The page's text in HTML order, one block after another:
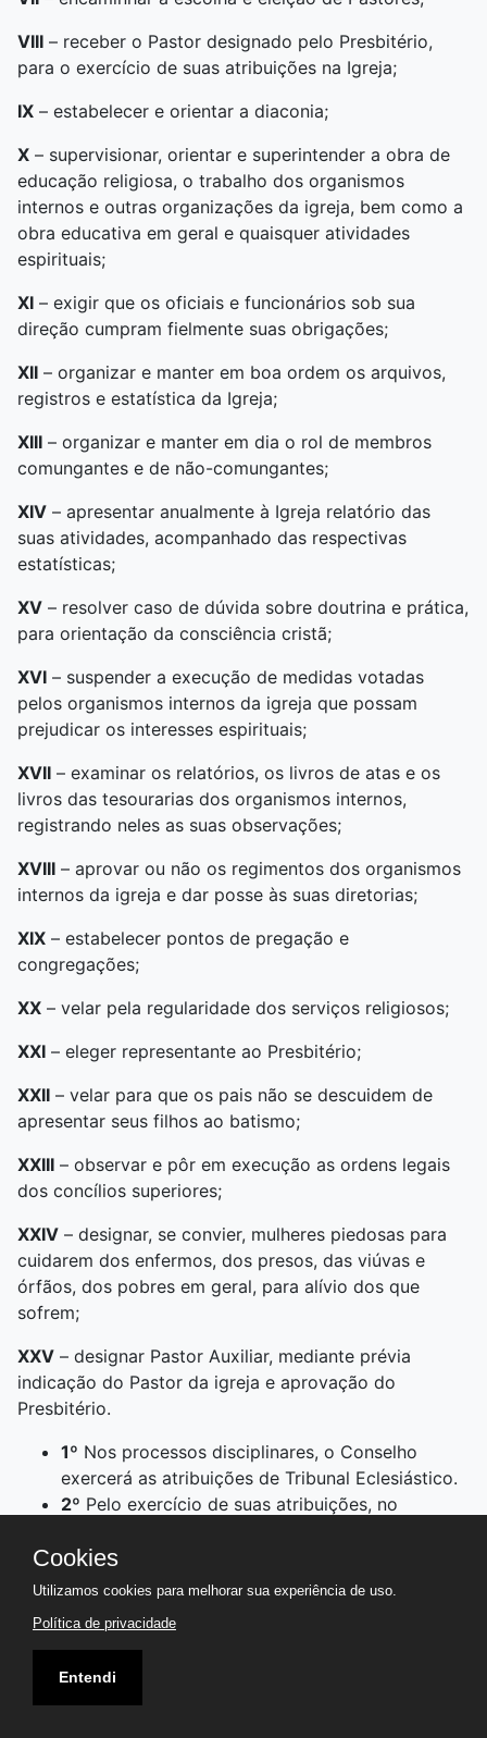
VIII – receber o Pastor designado pelo Presbitério,
para o exercício de suas atribuições na Igreja;
IX – estabelecer e orientar a diaconia;
X – supervisionar, orientar e superintender a obra de
educação religiosa, o trabalho dos organismos
internos e outras organizações da igreja, bem como a
obra educativa em geral e quaisquer atividades
espirituais;
XI – exigir que os oficiais e funcionários sob sua
direção cumpram fielmente suas obrigações;
XII – organizar e manter em boa ordem os arquivos,
registros e estatística da Igreja;
XIII – organizar e manter em dia o rol de membros
comungantes e de não-comungantes;
XIV – apresentar anualmente à Igreja relatório das
suas atividades, acompanhado das respectivas
estatísticas;
XV – resolver caso de dúvida sobre doutrina e prática,
para orientação da consciência cristã;
XVI – suspender a execução de medidas votadas
pelos organismos internos da igreja que possam
prejudicar os interesses espirituais;
XVII – examinar os relatórios, os livros de atas e os
livros das tesourarias dos organismos internos,
registrando neles as suas observações;
XVIII – aprovar ou não os regimentos dos organismos
internos da igreja e dar posse às suas diretorias;
XIX – estabelecer pontos de pregação e
congregações;
XX – velar pela regularidade dos serviços religiosos;
XXI – eleger representante ao Presbitério;
XXII – velar para que os pais não se descuidem de
apresentar seus filhos ao batismo;
XXIII – observar e pôr em execução as ordens legais
dos concílios superiores;
XXIV – designar, se convier, mulheres piedosas para
cuidarem dos enfermos, dos presos, das viúvas e
órfãos, dos pobres em geral, para alívio dos que
sofrem;
XXV – designar Pastor Auxiliar, mediante prévia
indicação do Pastor da igreja e aprovação do
Presbitério.
1º Nos processos disciplinares, o Conselho
exercerá as atribuições de Tribunal Eclesiástico.
2º Pelo exercício de suas atribuições, no
remunerados.
Art. 31. O Conselho se reunirá:
– quando convocado pelo Presidente ou seu
Cookies
Utilizamos cookies para melhorar sua experiência de uso.
Política de privacidade
Entendi